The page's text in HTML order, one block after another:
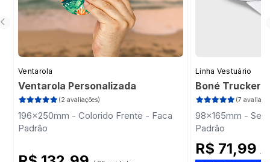
Ventarola
Ventarola Personalizada
(2 avaliações)
196x250mm - Colorido Frente - Faca
Padrão
Linha Vestuário
Boné Trucker
(7
98x165mm -
Padrão
R$ 71,99